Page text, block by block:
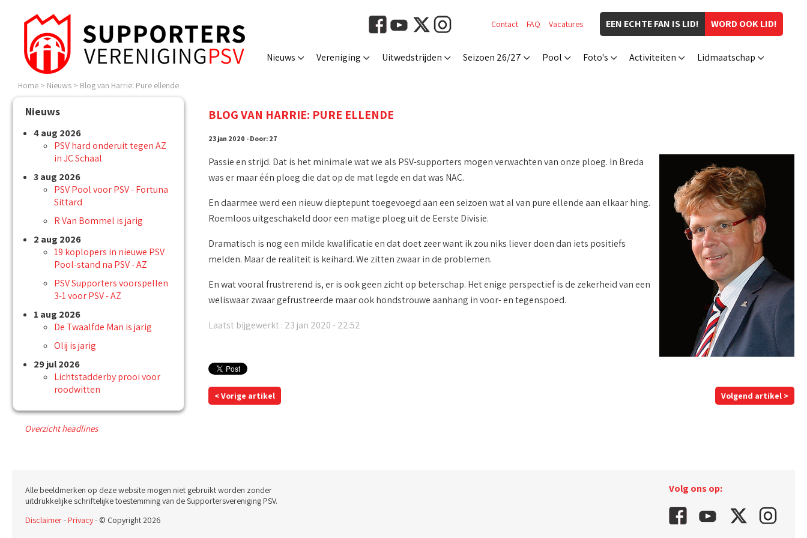
WORD OOK LID!
EEN ECHTE FAN IS LID!
Contact FAQ Vacatures
Nieuws Vereniging Uitwedstrijden Seizoen 26/27 Pool Foto's Activiteiten Lidmaatschap
Home > Nieuws > Blog van Harrie: Pure ellende
Nieuws
4 aug 2026
PSV hard onderuit tegen AZ
in JC Schaal
3 aug 2026
PSV Pool voor PSV - Fortuna
Sittard
R Van Bommel is jarig
2 aug 2026
19 koplopers in nieuwe PSV
Pool-stand na PSV - AZ
PSV Supporters voorspellen
3-1 voor PSV - AZ
1 aug 2026
De Twaalfde Man is jarig
Olij is jarig
29 jul 2026
Lichtstadderby prooi voor
roodwitten
Overzicht headlines
BLOG VAN HARRIE: PURE ELLENDE
23 jan 2020 - Door: 27
Passie en strijd. Dat is het minimale wat we als PSV-supporters mogen verwachten van onze ploeg. In Breda
was er maar één ploeg die dat op de mat legde en dat was NAC.
En daarmee werd een nieuw dieptepunt toegevoegd aan een seizoen wat al van pure ellende aan elkaar hing.
Roemloos uitgeschakeld door een matige ploeg uit de Eerste Divisie.
Dramatisch is nog een milde kwalificatie en dat doet zeer want ik zou niks liever doen dan iets positiefs
melden. Maar de realiteit is keihard. We zitten zwaar in de problemen.
En wat vooral frustrerend is, er is ook geen zicht op beterschap. Het enige perspectief is de zekerheid van een
weliswaar zwaar gefrustreerde maar ook hondstrouwe aanhang in voor- en tegenspoed.
Laatst bijgewerkt : 23 jan 2020 - 22:52
< Vorige artikel Volgend artikel >
Volg ons op:
Alle beeldmerken op deze website mogen niet gebruikt worden zonder
uitdrukkelijke schriftelijke toestemming van de Supportersvereniging PSV.
Disclaimer-Privacy- © Copyright 2026